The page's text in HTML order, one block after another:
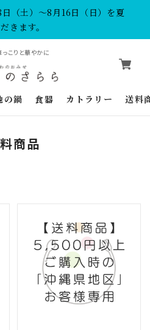
（土）～8月16日（日）を夏
きます。
こりと華やかに
の鍋 食器 カトラリー 送料
商品